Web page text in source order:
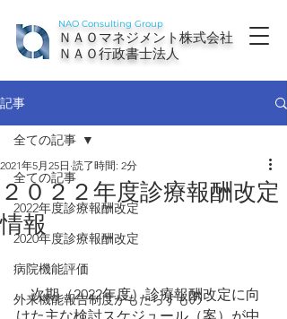
NAO Consulting Group
ＮＡＯマネジメント株式会社
ＮＡＯ行政書士法人
記事
全ての記事
2022年度診療報酬改定
2020年度診療報酬改定
病院機能評価
外来機能報告制度がもたらすもの
全ての記事
２０２２年度診療報酬改定
情報
2021年5月25日 読了時間: 2分
次期（2022年度）診療報酬改定に向